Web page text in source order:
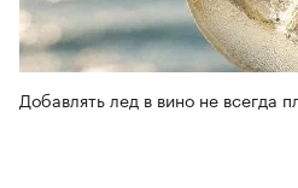
Добавлять лед в вино не всегда